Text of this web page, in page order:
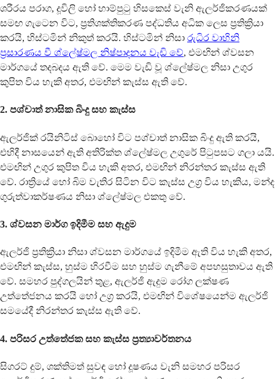
ශරීරය පරාග, දූවිලි හෝ හාම්පුටු හිසකෙස් වැනි ඇලර්ජිකරණයක්
සමඟ ගැටෙන විට, ප්‍රතිශක්තිකරණ පද්ධතිය අධික ලෙස ප්‍රතික්‍රියා
කරයි, හිස්ටමින් නිකුත් කරයි. හිස්ටමින් නිසා රුධිර වාහිනි
ප්‍රසාරණය වී ශ්ලේෂ්මල නිෂ්පාදනය වැඩි වේ, එමඟින් ශ්වසන
මාර්ගයේ තදබදය ඇති වේ. මෙම වැඩි වූ ශ්ලේෂ්මල නිසා උගුර
කුපිත විය හැකි අතර, එමඟින් කැස්ස ඇති වේ.
2. පශ්චාත් නාසික බිංදු සහ කැස්ස
ඇලර්ජික් රයිනිටිස් බොහෝ විට පශ්චාත් නාසික බිංදු ඇති කරයි,
එහිදී නාසයෙන් ඇති අතිරික්ත ශ්ලේෂ්මල උගුරේ පිටුපසට ගලා යයි.
එමඟින් උගුර කුපිත විය හැකි අතර, එමඟින් නිරන්තර කැස්ස ඇති
වේ. රාත්‍රියේ හෝ බිම වැතිර සිටින විට කැස්ස උග්‍ර විය හැකිය, මන්ද
ගුරුත්වාකර්ෂණය නිසා ශ්ලේෂ්මල එකතු වේ.
3. ශ්වසන මාර්ග ඉදිමීම සහ ඇදුම
ඇලර්ජි ප්‍රතික්‍රියා නිසා ශ්වසන මාර්ගයේ ඉදිමීම ඇති විය හැකි අතර,
එමඟින් කැස්ස, හුස්ම හිරවීම සහ හුස්ම ගැනීමේ අපහසුතාවය ඇති
වේ. සමහර පුද්ගලයින් තුළ, ඇලර්ජි ඇදුම රෝග ලක්ෂණ
උත්තේජනය කරයි හෝ උග්‍ර කරයි, එමඟින් විශේෂයෙන්ම ඇලර්ජි
සමයේදී නිරන්තර කැස්ස ඇති වේ.
4. පරිසර උත්තේජක සහ කැස්ස ප්‍රත්‍යාවර්තනය
සිගරට් දුම්, ශක්තිමත් සුවඳ හෝ දූෂණය වැනි සමහර පරිසර